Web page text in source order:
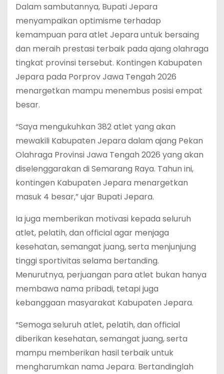
Dalam sambutannya, Bupati Jepara
menyampaikan optimisme terhadap
kemampuan para atlet Jepara untuk bersaing
dan meraih prestasi terbaik pada ajang olahraga
tingkat provinsi tersebut. Kontingen Kabupaten
Jepara pada Porprov Jawa Tengah 2026
menargetkan mampu menembus posisi empat
besar.
“Saya mengukuhkan 382 atlet yang akan
mewakili Kabupaten Jepara dalam ajang Pekan
Olahraga Provinsi Jawa Tengah 2026 yang akan
diselenggarakan di Semarang Raya. Tahun ini,
kontingen Kabupaten Jepara menargetkan
masuk 4 besar,” ujar Bupati Jepara.
Ia juga memberikan motivasi kepada seluruh
atlet, pelatih, dan official agar menjaga
kesehatan, semangat juang, serta menjunjung
tinggi sportivitas selama bertanding.
Menurutnya, perjuangan para atlet bukan hanya
membawa nama pribadi, tetapi juga
kebanggaan masyarakat Kabupaten Jepara.
“Semoga seluruh atlet, pelatih, dan official
diberikan kesehatan, semangat juang, serta
mampu memberikan hasil terbaik untuk
mengharumkan nama Jepara. Bertandinglah